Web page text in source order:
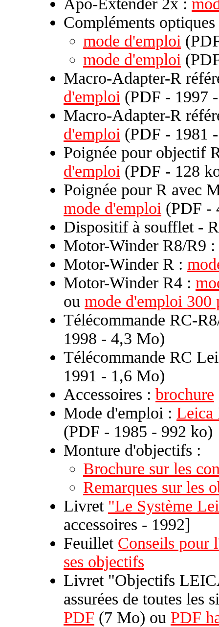
Apo-Extender 2x :
Compléments
mode d'emploi
mode d'emploi
Macro-Adapter-R
d'emploi (PDF - 1997
Macro-Adapter-R
d'emploi (PDF - 1981
Poignée pour objectif
d'emploi (PDF - 128
Poignée pour R avec
mode d'emploi (PDF -
Dispositif à soufflet -
Motor-Winder R8/R9 :
Motor-Winder R :
Motor-Winder R4 :
ou mode d'emploi 300
Télécommande RC-
1998 - 4,3 Mo)
Télécommande RC
1991 - 1,6 Mo)
Accessoires : brochure
Mode d'emploi : Leica
(PDF - 1985 - 992 ko)
Monture d'objectifs :
Brochure sur les
Remarques sur les
Livret "Le Système
accessoires - 1992]
Feuillet Conseils pour
ses objectifs
Livret "Objectifs
assurées de toutes les
PDF (7 Mo) ou PDF